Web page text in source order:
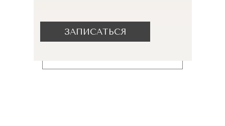
ЗАПИСАТЬСЯ